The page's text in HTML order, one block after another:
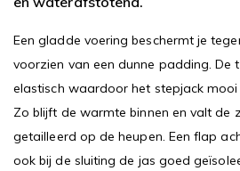
Een gladde voering beschermt je
voorzien van een dunne padding. De
elastisch waardoor het stepjack
Zo blijft de warmte binnen en valt de
getailleerd op de heupen. Een flap
ook bij de sluiting de jas goed